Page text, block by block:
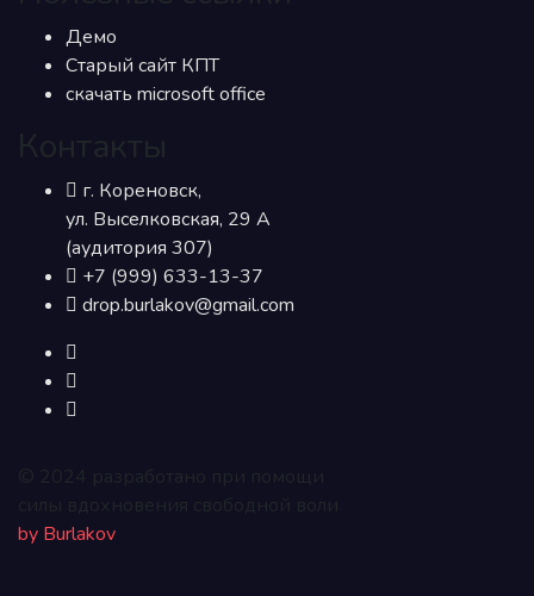
Демо
Старый сайт КПТ
скачать microsoft office
г. Кореновск,
ул. Выселковская, 29 А
(аудитория 307)
+7 (999) 633-13-37
drop.burlakov@gmail.com
by Burlakov